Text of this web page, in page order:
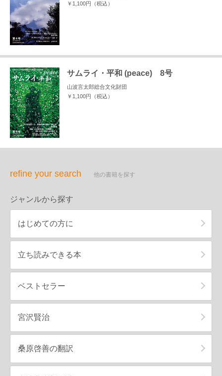
￥1,100円（税込）
サムライ・平和 (peace) 8号
山波言太郎総合文化財団
￥1,100円（税込）
refine your search 他の書籍を探す
ジャンルから探す
はじめての方に
立ち読みできる本
ベストセラー
宮沢賢治
桑原啓善の翻訳